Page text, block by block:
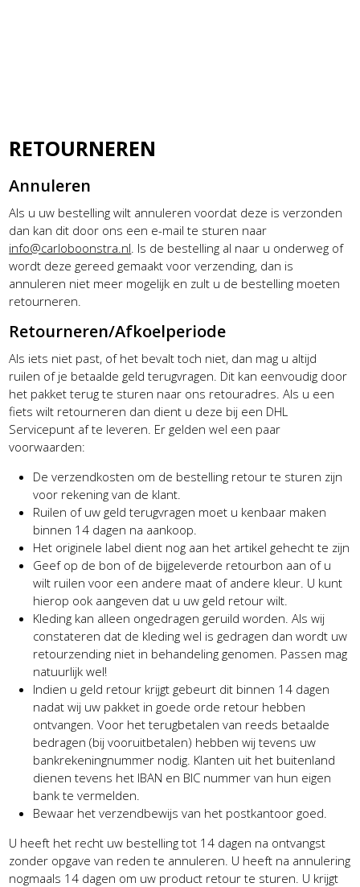
RETOURNEREN
Annuleren
Als u uw bestelling wilt annuleren voordat deze is verzonden
dan kan dit door ons een e-mail te sturen naar
info@carloboonstra.nl. Is de bestelling al naar u onderweg of
wordt deze gereed gemaakt voor verzending, dan is
annuleren niet meer mogelijk en zult u de bestelling moeten
retourneren.
Retourneren/Afkoelperiode
Als iets niet past, of het bevalt toch niet, dan mag u altijd
ruilen of je betaalde geld terugvragen. Dit kan eenvoudig door
het pakket terug te sturen naar ons retouradres. Als u een
fiets wilt retourneren dan dient u deze bij een DHL
Servicepunt af te leveren. Er gelden wel een paar
voorwaarden:
De verzendkosten om de bestelling retour te sturen zijn
voor rekening van de klant.
Ruilen of uw geld terugvragen moet u kenbaar maken
binnen 14 dagen na aankoop.
Het originele label dient nog aan het artikel gehecht te zijn
Geef op de bon of de bijgeleverde retourbon aan of u
wilt ruilen voor een andere maat of andere kleur. U kunt
hierop ook aangeven dat u uw geld retour wilt.
Kleding kan alleen ongedragen geruild worden. Als wij
constateren dat de kleding wel is gedragen dan wordt uw
retourzending niet in behandeling genomen. Passen mag
natuurlijk wel!
Indien u geld retour krijgt gebeurt dit binnen 14 dagen
nadat wij uw pakket in goede orde retour hebben
ontvangen. Voor het terugbetalen van reeds betaalde
bedragen (bij vooruitbetalen) hebben wij tevens uw
bankrekeningnummer nodig. Klanten uit het buitenland
dienen tevens het IBAN en BIC nummer van hun eigen
bank te vermelden.
Bewaar het verzendbewijs van het postkantoor goed.
U heeft het recht uw bestelling tot 14 dagen na ontvangst
zonder opgave van reden te annuleren. U heeft na annulering
nogmaals 14 dagen om uw product retour te sturen. U krijgt